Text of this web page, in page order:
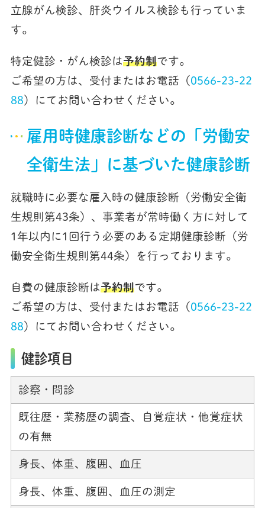
立腺がん検診、肝炎ウイルス検診も行っていま
す。
特定健診・がん検診は予約制です。
ご希望の方は、受付またはお電話（ 0566-23-22
88）にてお問い合わせください。
雇用時健康診断などの「労働安
全衛生法」に基づいた健康診断
就職時に必要な雇入時の健康診断（労働安全衛
生規則第43条）、事業者が常時働く方に対して
1年以内に1回行う必要のある定期健康診断（労
働安全衛生規則第44条）を行っております。
自費の健康診断は予約制です。
ご希望の方は、受付またはお電話（ 0566-23-22
88）にてお問い合わせください。
健診項目
診察・問診
既往歴・業務歴の調査、自覚症状・他覚症状
の有無
身長、体重、腹囲、血圧
身長、体重、腹囲、血圧の測定